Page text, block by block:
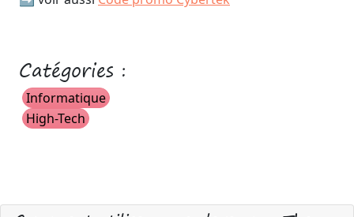
Catégories :
Informatique
High-Tech